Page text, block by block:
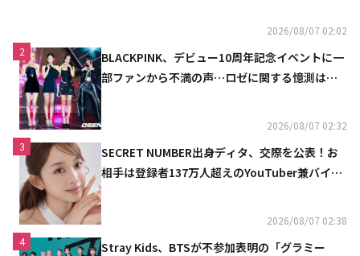
2026/08/07 02:02
2
BLACKPINK、デビュー10周年記念イベントに一
部ファンから不満の声…ロゼに関する憶測は否
2026/08/07 02:32
3
SECRET NUMBER出身ディタ、交際を公表！お
相手は登録者137万人超えのYouTuber兼バイオ
2026/08/07 02:38
4
Stray Kids、BTSが不参加表明の「グラミー